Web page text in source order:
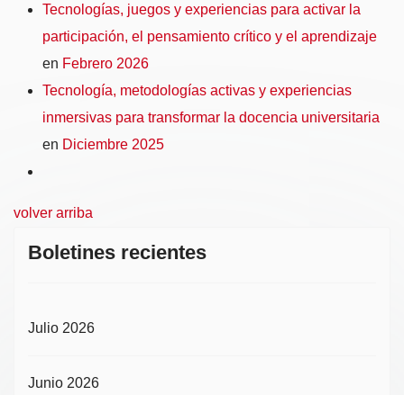
Tecnologías, juegos y experiencias para activar la
participación, el pensamiento crítico y el aprendizaje
en Febrero 2026
Tecnología, metodologías activas y experiencias
inmersivas para transformar la docencia universitaria
en Diciembre 2025
volver arriba
Boletines recientes
Julio 2026
Junio 2026